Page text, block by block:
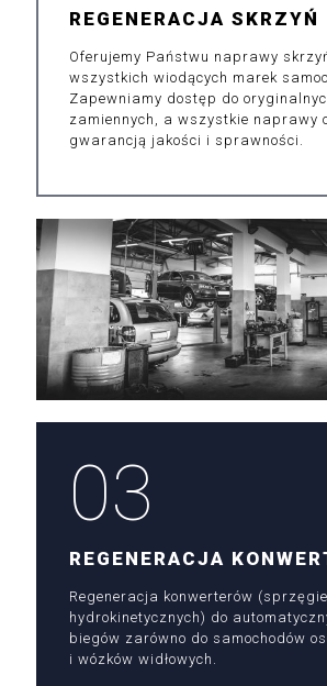
REGENERACJA SKRZYŃ
Oferujemy Państwu naprawy
wszystkich wiodących marek
Zapewniamy dostęp do
zamiennych, a wszystkie naprawy
gwarancją jakości i sprawności.
03
REGENERACJA
Regeneracja konwerterów
hydrokinetycznych) do
biegów zarówno do samochodów
i wózków widłowych.